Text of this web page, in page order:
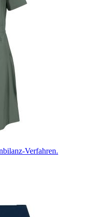
Verfahren.